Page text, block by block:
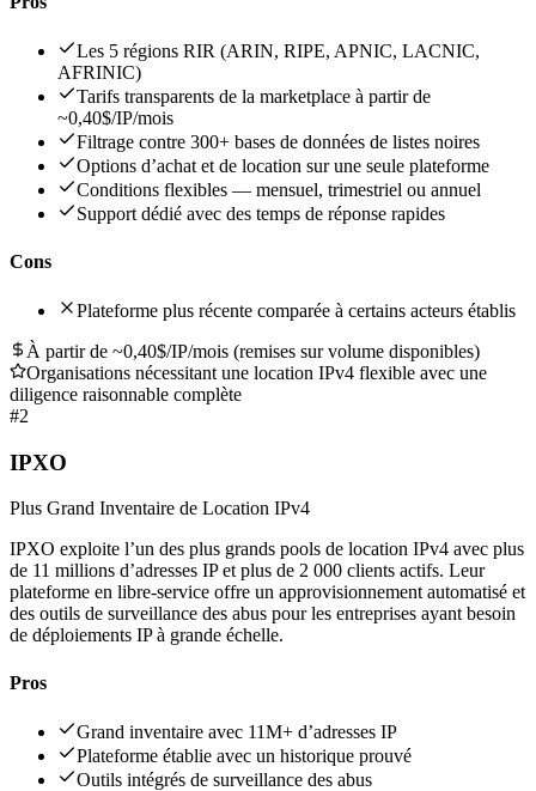
Les 5 régions RIR (ARIN, RIPE, APNIC, LACNIC,
AFRINIC)
Tarifs transparents de la marketplace à partir de
~0,40$/IP/mois
Filtrage contre 300+ bases de données de listes noires
Options d’achat et de location sur une seule plateforme
Conditions flexibles — mensuel, trimestriel ou annuel
Support dédié avec des temps de réponse rapides
Cons
Plateforme plus récente comparée à certains acteurs établis
À partir de ~0,40$/IP/mois (remises sur volume disponibles)
Organisations nécessitant une location IPv4 flexible avec une
diligence raisonnable complète
#2
IPXO
Plus Grand Inventaire de Location IPv4
IPXO exploite l’un des plus grands pools de location IPv4 avec plus
de 11 millions d’adresses IP et plus de 2 000 clients actifs. Leur
plateforme en libre-service offre un approvisionnement automatisé et
des outils de surveillance des abus pour les entreprises ayant besoin
de déploiements IP à grande échelle.
Pros
Grand inventaire avec 11M+ d’adresses IP
Plateforme établie avec un historique prouvé
Outils intégrés de surveillance des abus